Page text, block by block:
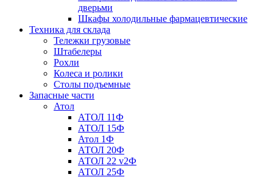
дверьми
Шкафы холодильные фармацевтические
Техника для склада
Тележки грузовые
Штабелеры
Рохли
Колеса и ролики
Столы подъемные
Запасные части
Атол
АТОЛ 11Ф
АТОЛ 15Ф
Атол 1Ф
АТОЛ 20Ф
АТОЛ 22 v2Ф
АТОЛ 25Ф